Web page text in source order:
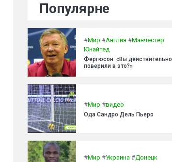
Популярне
#Мир #Англия #Манчестер
Юнайтед
Фергюсон: «Вы действительно
поверили в это?»
#Мир #видео
Ода Сандро Дель Пьеро
#Мир #Украина #Донецк